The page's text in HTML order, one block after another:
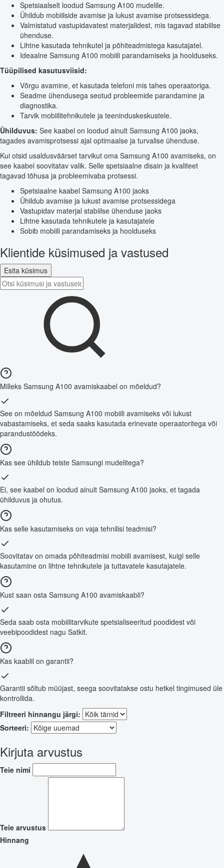
Spetsiaalselt loodud Samsung A100 mudelile.
Ühildub mobiilside avamise ja lukust avamise protsessidega.
Valmistatud vastupidavatest materjalidest, mis tagavad stabiilse
ühenduse.
Lihtne kasutada tehnikutel ja põhiteadmistega kasutajatel.
Ideaalne Samsung A100 mobiili parandamiseks ja hoolduseks.
Tüüpilised kasutusviisid:
Võrgu avamine, et kasutada telefoni mis tahes operaatoriga.
Seadme ühendusega seotud probleemide parandamine ja
diagnostika.
Tarvik mobiilitehnikutele ja teeninduskeskustele.
Ühilduvus: See kaabel on loodud ainult Samsung A100 jaoks,
tagades avamisprotsessi ajal optimaalse ja turvalise ühenduse.
Kui otsid usaldusväärset tarvikut oma Samsung A100 avamiseks, on
see kaabel soovitatav valik. Selle spetsiaalne disain ja kvaliteet
tagavad tõhusa ja probleemivaba protsessi.
Spetsiaalne kaabel Samsung A100 jaoks
Ühildub avamise ja lukust avamise protsessidega
Vastupidav materjal stabiilse ühenduse jaoks
Lihtne kasutada tehnikutele ja kasutajatele
Sobib mobiili parandamiseks ja hoolduseks
Klientide küsimused ja vastused
Esita küsimus
Milleks Samsung A100 avamiskaabel on mõeldud?
See on mõeldud Samsung A100 mobiili avamiseks või lukust
vabastamiseks, et seda saaks kasutada erinevate operaatoritega või
parandustöödeks.
Kas see ühildub teiste Samsungi mudelitega?
Ei, see kaabel on loodud ainult Samsung A100 jaoks, et tagada
ühilduvus ja ohutus.
Kas selle kasutamiseks on vaja tehnilisi teadmisi?
Soovitatav on omada põhiteadmisi mobiili avamisest, kuigi selle
kasutamine on lihtne tehnikutele ja tuttavatele kasutajatele.
Kust saan osta Samsung A100 avamiskaabli?
Seda saab osta mobiilitarvikute spetsialiseeritud poodidest või
veebipoodidest nagu Satkit.
Kas kaablil on garantii?
Garantii sõltub müüjast, seega soovitatakse ostu hetkel tingimused üle
kontrollida.
Filtreeri hinnangu järgi:
Sorteeri:
Kirjuta arvustus
Teie nimi
Teie arvustus
Hinnang